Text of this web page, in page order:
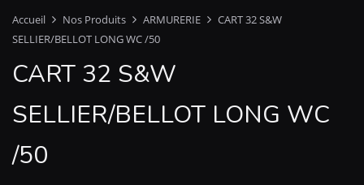
Accueil Nos Produits ARMURERIE
CART 32 S&W
SELLIER/BELLOT LONG WC /50
CART 32 S&W
SELLIER/BELLOT LONG WC
/50